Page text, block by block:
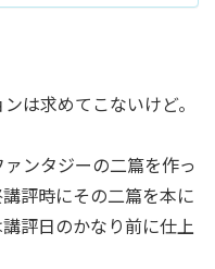
は求めてこないけど。
ンタジーの二篇を作っ
評時にその二篇を本に
評日のかなり前に仕上